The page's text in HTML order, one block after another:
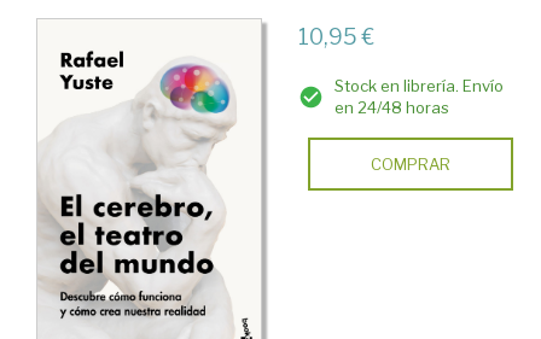
10,95 €
Stock en librería. Envío
en 24/48 horas
COMPRAR